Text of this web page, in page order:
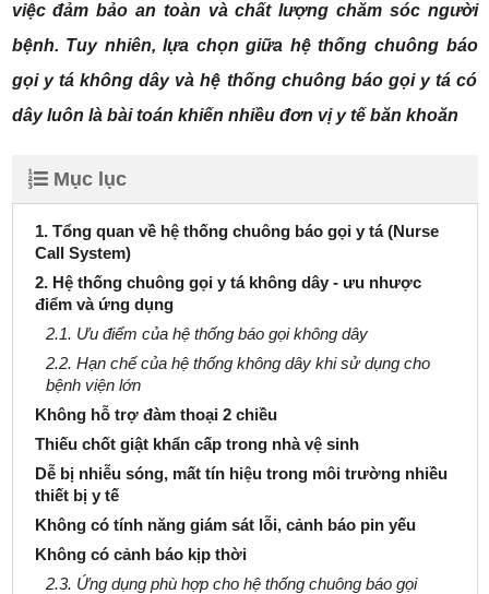
việc đảm bảo an toàn và chất lượng chăm sóc người
bệnh. Tuy nhiên, lựa chọn giữa hệ thống chuông báo
gọi y tá không dây và hệ thống chuông báo gọi y tá có
dây luôn là bài toán khiến nhiều đơn vị y tế băn khoăn
Mục lục
1. Tổng quan về hệ thống chuông báo gọi y tá (Nurse
Call System)
2. Hệ thống chuông gọi y tá không dây - ưu nhược
điểm và ứng dụng
2.1. Ưu điểm của hệ thống báo gọi không dây
2.2. Hạn chế của hệ thống không dây khi sử dụng cho
bệnh viện lớn
Không hỗ trợ đàm thoại 2 chiều
Thiếu chốt giật khẩn cấp trong nhà vệ sinh
Dễ bị nhiễu sóng, mất tín hiệu trong môi trường nhiều
thiết bị y tế
Không có tính năng giám sát lỗi, cảnh báo pin yếu
Không có cảnh báo kịp thời
2.3. Ứng dụng phù hợp cho hệ thống chuông báo gọi